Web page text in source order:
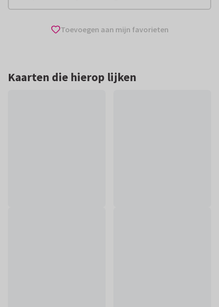
Toevoegen aan mijn favorieten
Kaarten die hierop lijken